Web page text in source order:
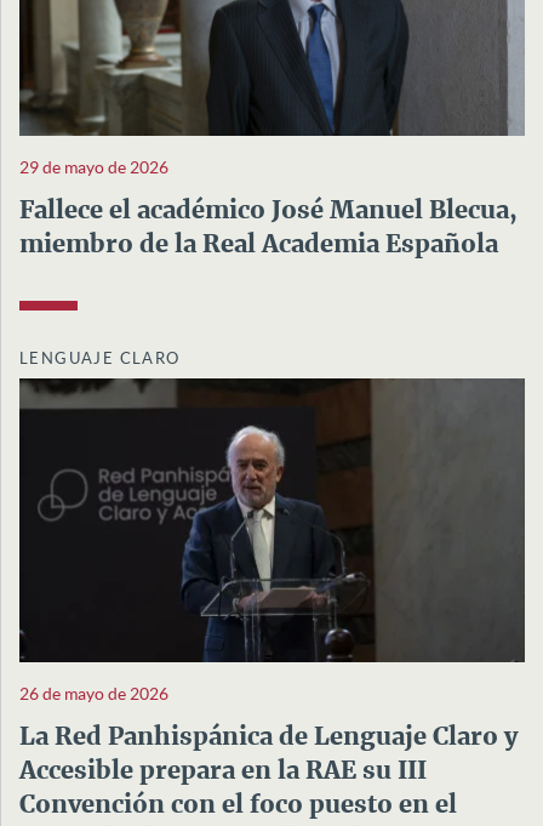
29 de mayo de 2026
Fallece el académico José Manuel Blecua,
miembro de la Real Academia Española
LENGUAJE CLARO
26 de mayo de 2026
La Red Panhispánica de Lenguaje Claro y
Accesible prepara en la RAE su III
Convención con el foco puesto en el